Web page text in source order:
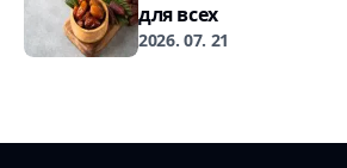
для всех
2026. 07. 21